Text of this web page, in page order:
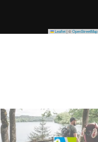
Leaflet|©OpenStreetMap